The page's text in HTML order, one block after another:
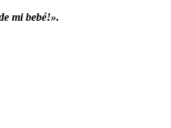
mi bebé!».